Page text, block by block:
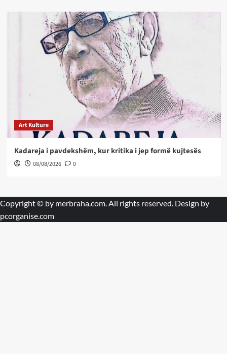
Art Kulture
Kadareja i pavdekshëm, kur kritika i jep formë kujtesës
08/08/2026 0
Copyright © by merbraha.com. All rights reserved. Design by
pcorganise.com